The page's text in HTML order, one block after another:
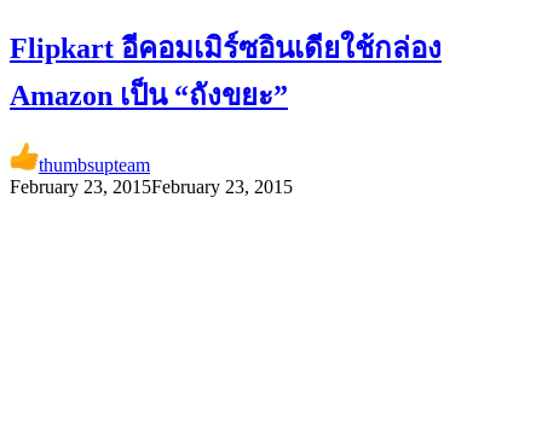
Flipkart อีคอมเมิร์ซอินเดียใช้กล่อง
Amazon เป็น “ถังขยะ”
thumbsupteam
February 23, 2015February 23, 2015